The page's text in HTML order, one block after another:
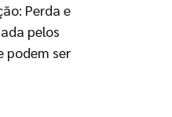
Perda e
pelos
podem ser